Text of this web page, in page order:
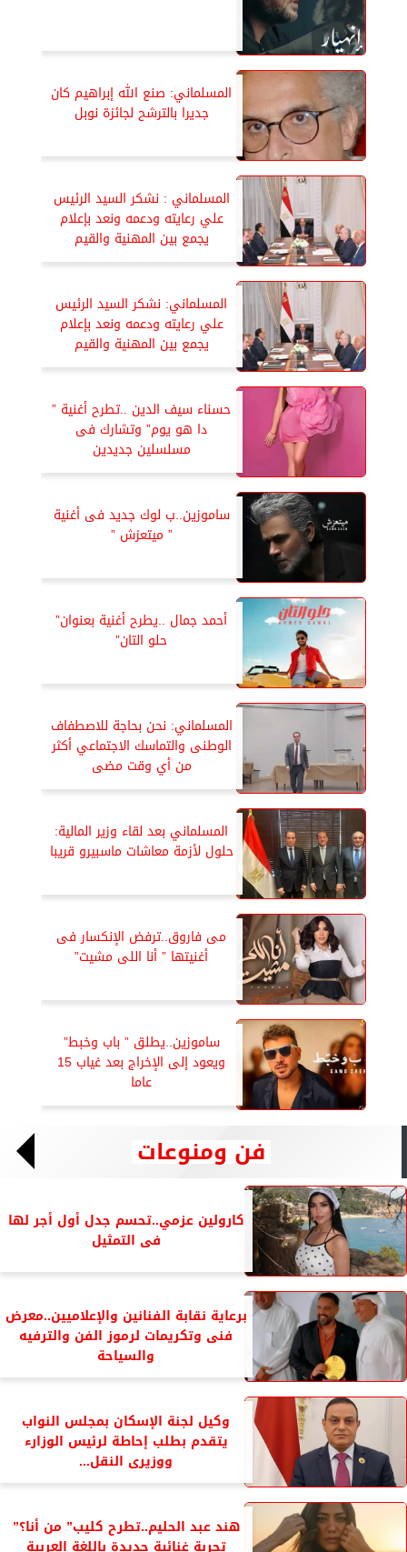
المسلماني: صنع الله إبراهيم كان
جديرا بالترشح لجائزة نوبل
المسلماني : نشكر السيد الرئيس
علي رعايته ودعمه ونعد بإعلام
يجمع بين المهنية والقيم
المسلماني: نشكر السيد الرئيس
علي رعايته ودعمه ونعد بإعلام
يجمع بين المهنية والقيم
حسناء سيف الدين ..تطرح أغنية ”
دا هو يوم” وتشارك فى
مسلسلين جديدين
ساموزين..ب لوك جديد فى أغنية
” ميتعزش ”
أحمد جمال ..يطرح أغنية بعنوان”
حلو التان”
المسلماني: نحن بحاجة للاصطفاف
الوطنى والتماسك الاجتماعي أكثر
من أي وقت مضى
المسلماني بعد لقاء وزير المالية:
حلول لأزمة معاشات ماسبيرو قريبا
مى فاروق..ترفض الإنكسار فى
أغنيتها ” أنا اللى مشيت”
ساموزين..يطلق ” باب وخبط”
ويعود إلى الإخراج بعد غياب 15
عاما
فن ومنوعات
كارولين عزمي..تحسم جدل أول أجر لها
فى التمثيل
برعاية نقابة الفنانين والإعلاميين..معرض
فنى وتكريمات لرموز الفن والترفيه
والسياحة
وكيل لجنة الإسكان بمجلس النواب
يتقدم بطلب إحاطة لرئيس الوزارء
ووزيرى النقل...
هند عبد الحليم..تطرح كليب” من أنا؟”
تجربة غنائية جديدة باللغة العربية